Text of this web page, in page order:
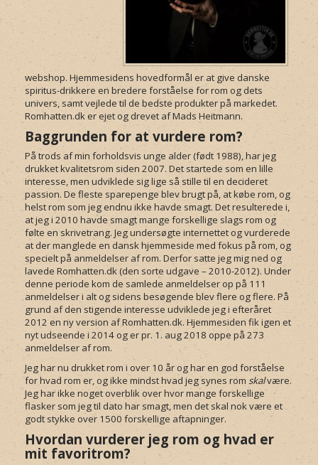
webshop. Hjemmesidens hovedformål er at give danske
spiritus-drikkere en bredere forståelse for rom og dets
univers, samt vejlede til de bedste produkter på markedet.
Romhatten.dk er ejet og drevet af Mads Heitmann.
Baggrunden for at vurdere rom?
På trods af min forholdsvis unge alder (født 1988), har jeg
drukket kvalitetsrom siden 2007. Det startede som en lille
interesse, men udviklede sig lige så stille til en decideret
passion. De fleste sparepenge blev brugt på, at købe rom, og
helst rom som jeg endnu ikke havde smagt. Det resulterede i,
at jeg i 2010 havde smagt mange forskellige slags rom og
følte en skrivetrang. Jeg undersøgte internettet og vurderede
at der manglede en dansk hjemmeside med fokus på rom, og
specielt på anmeldelser af rom. Derfor satte jeg mig ned og
lavede Romhatten.dk (den sorte udgave – 2010-2012). Under
denne periode kom de samlede anmeldelser op på 111
anmeldelser i alt og sidens besøgende blev flere og flere. På
grund af den stigende interesse udviklede jeg i efteråret
2012 en ny version af Romhatten.dk. Hjemmesiden fik igen et
nyt udseende i 2014 og er pr. 1. aug 2018 oppe på 273
anmeldelser af rom.
Jeg har nu drukket rom i over 10 år og har en god forståelse
for hvad rom er, og ikke mindst hvad jeg synes rom skalvære.
Jeg har ikke noget overblik over hvor mange forskellige
flasker som jeg til dato har smagt, men det skal nok være et
godt stykke over 1500 forskellige aftapninger.
Hvordan vurderer jeg rom og hvad er
mit favoritrom?